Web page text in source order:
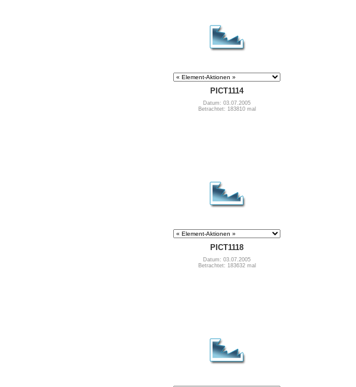
PICT1114
Datum: 03.07.2005
Betrachtet: 183810 mal
PICT1118
Datum: 03.07.2005
Betrachtet: 183632 mal